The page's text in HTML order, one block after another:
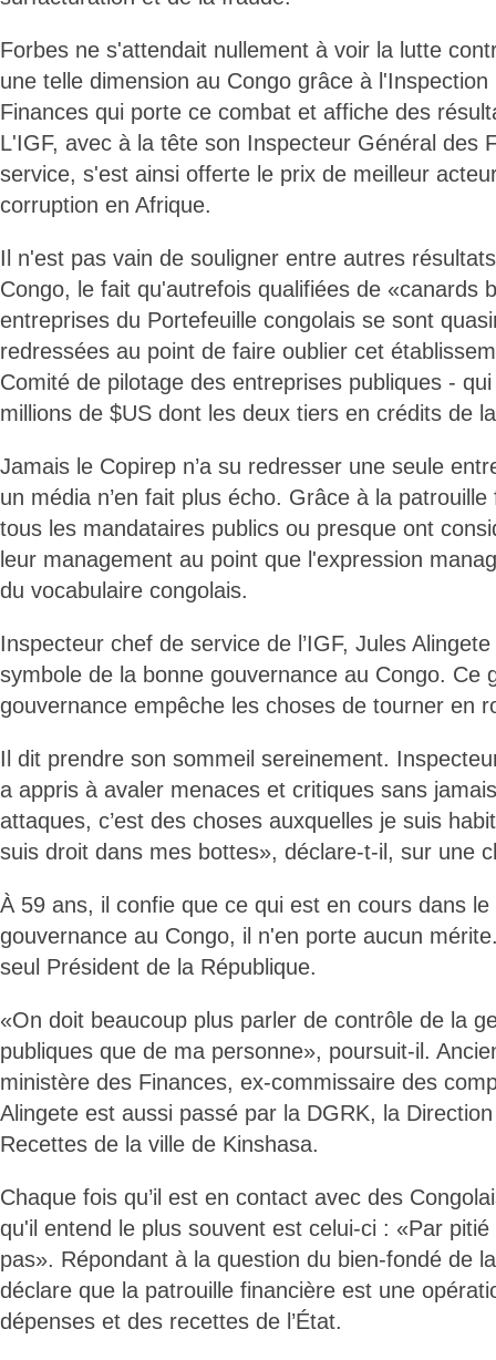
Forbes ne s'attendait nullement à voir la lutte
une telle dimension au Congo grâce à
Finances qui porte ce combat et affiche des
L'IGF, avec à la tête son Inspecteur Général des
service, s'est ainsi offerte le prix de meilleur
corruption en Afrique.
Il n'est pas vain de souligner entre autres
Congo, le fait qu'autrefois qualifiées de «canards
entreprises du Portefeuille congolais se sont
redressées au point de faire oublier cet
Comité de pilotage des entreprises publiques -
millions de $US dont les deux tiers en crédits de
Jamais le Copirep n’a su redresser une seule
un média n’en fait plus écho. Grâce à la
tous les mandataires publics ou presque ont
leur management au point que l'expression
du vocabulaire congolais.
Inspecteur chef de service de l’IGF, Jules
symbole de la bonne gouvernance au Congo. Ce
gouvernance empêche les choses de tourner en
Il dit prendre son sommeil sereinement.
a appris à avaler menaces et critiques sans
attaques, c’est des choses auxquelles je suis
suis droit dans mes bottes», déclare-t-il, sur une
À 59 ans, il confie que ce qui est en cours dans
gouvernance au Congo, il n'en porte aucun
seul Président de la République.
«On doit beaucoup plus parler de contrôle de la
publiques que de ma personne», poursuit-il.
ministère des Finances, ex-commissaire des
Alingete est aussi passé par la DGRK, la
Recettes de la ville de Kinshasa.
Chaque fois qu’il est en contact avec des
qu'il entend le plus souvent est celui-ci : «Par
pas». Répondant à la question du bien-fondé de
déclare que la patrouille financière est une
dépenses et des recettes de l’État.